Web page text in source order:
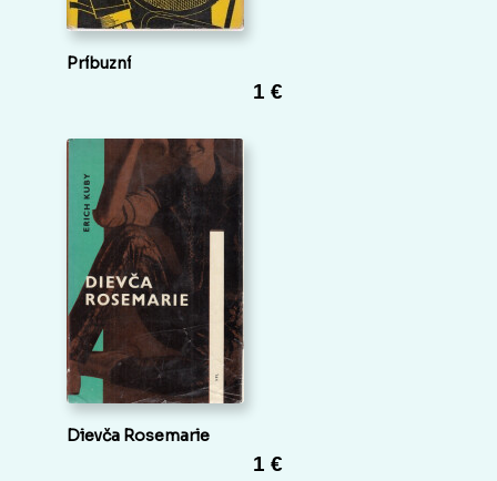
Príbuzní
1 €
Dievča Rosemarie
1 €